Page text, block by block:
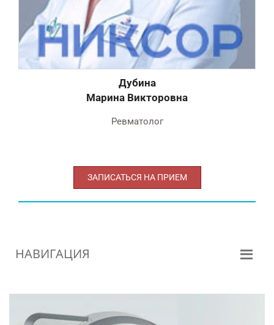
Дубина
Марина Викторовна
Ревматолог
ЗАПИСАТЬСЯ НА ПРИЕМ
НАВИГАЦИЯ